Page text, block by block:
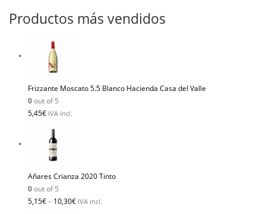
Productos más vendidos
Frizzante Moscato 5.5 Blanco Hacienda Casa del Valle
0out of 5
5,45€ IVA incl.
Añares Crianza 2020 Tinto
0out of 5
5,15€– 10,30€ IVA incl.